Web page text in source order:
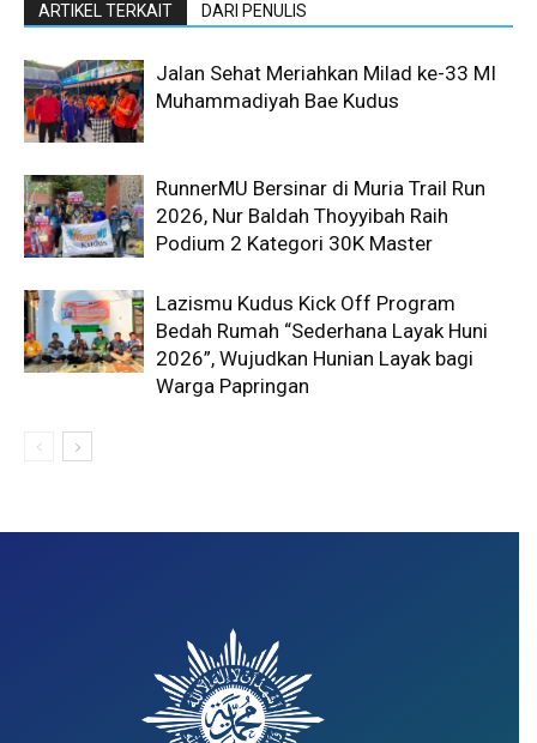
ARTIKEL TERKAIT DARI PENULIS
Jalan Sehat Meriahkan Milad ke-33 MI
Muhammadiyah Bae Kudus
RunnerMU Bersinar di Muria Trail Run
2026, Nur Baldah Thoyyibah Raih
Podium 2 Kategori 30K Master
Lazismu Kudus Kick Off Program
Bedah Rumah “Sederhana Layak Huni
2026”, Wujudkan Hunian Layak bagi
Warga Papringan